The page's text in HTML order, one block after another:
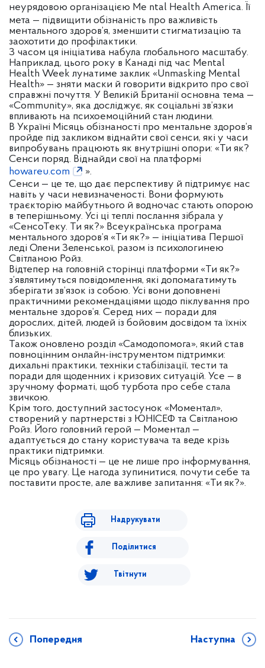
неурядовою організацією Me ntal Health America. Її
мета — підвищити обізнаність про важливість
ментального здоров’я, зменшити стигматизацію та
заохотити до профілактики.
З часом ця ініціатива набула глобального масштабу.
Наприклад, цього року в Канаді під час Mental
Health Week лунатиме заклик «Unmasking Mental
Health» — зняти маски й говорити відкрито про свої
справжні почуття. У Великій Британії основна тема —
«Community», яка досліджує, як соціальні зв’язки
впливають на психоемоційний стан людини.
В Україні Місяць обізнаності про ментальне здоров’я
пройде під закликом віднайти свої сенси, які у часи
випробувань працюють як внутрішні опори: «Ти як?
Сенси поряд. Віднайди свої на платформі
howareu.com
».
Сенси — це те, що дає перспективу й підтримує нас
навіть у часи невизначеності. Вони формують
траєкторію майбутнього й водночас стають опорою
в теперішньому. Усі ці теплі послання зібрала у
«СенсоТеку. Ти як?» Всеукраїнська програма
ментального здоров’я «Ти як?» — ініціатива Першої
леді Олени Зеленської, разом із психологинею
Світланою Ройз.
Відтепер на головній сторінці платформи «Ти як?»
з’являтимуться повідомлення, які допомагатимуть
зберігати зв’язок із собою. Усі вони доповнені
практичними рекомендаціями щодо піклування про
ментальне здоров’я. Серед них — поради для
дорослих, дітей, людей із бойовим досвідом та їхніх
близьких.
Також оновлено розділ «Самодопомога», який став
повноцінним онлайн-інструментом підтримки:
дихальні практики, техніки стабілізації, тести та
поради для щоденних і кризових ситуацій. Усе — в
зручному форматі, щоб турбота про себе стала
звичкою.
Крім того, доступний застосунок «Моментал»,
створений у партнерстві з ЮНІСЕФ та Світланою
Ройз. Його головний герой — Моментал —
адаптується до стану користувача та веде крізь
практики підтримки.
Місяць обізнаності — це не лише про інформування,
це про увагу. Це нагода зупинитися, почути себе та
поставити просте, але важливе запитання: «Ти як?».
Надрукувати
Поділитися
Твітнути
Попередня Наступна